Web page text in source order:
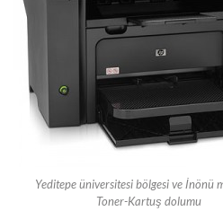
Yeditepe üniversitesi bölgesi ve İnönü
Toner-Kartuş dolumu